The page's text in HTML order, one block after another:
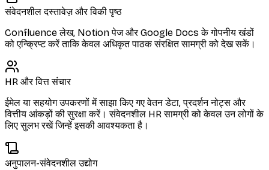
संवेदनशील दस्तावेज़ और विकी पृष्ठ
Confluence लेख, Notion पेज और Google Docs के गोपनीय खंडों
को एन्क्रिप्ट करें ताकि केवल अधिकृत पाठक संरक्षित सामग्री को देख सकें।
HR और वित्त संचार
ईमेल या सहयोग उपकरणों में साझा किए गए वेतन डेटा, प्रदर्शन नोट्स और
वित्तीय आंकड़ों की सुरक्षा करें। संवेदनशील HR सामग्री को केवल उन लोगों के
लिए सुलभ रखें जिन्हें इसकी आवश्यकता है।
अनुपालन-संवेदनशील उद्योग